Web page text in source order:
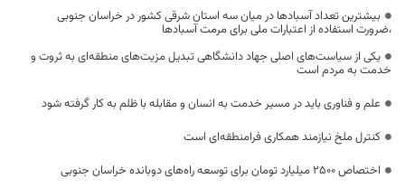
بیشترین تعداد آسبادها در میان سه استان شرقی کشور در خراسان جنوبی
،ضرورت استفاده از اعتبارات ملی برای مرمت آسبادها
یکی از سیاست‌های اصلی جهاد دانشگاهی تبدیل مزیت‌های منطقه‌ای به ثروت و
خدمت به مردم است
علم و فناوری باید در مسیر خدمت به انسان و مقابله با ظلم به کار گرفته شود
کنترل ملخ نیازمند همکاری فرامنطقه‌ای است
اختصاص 2500 میلیارد تومان برای توسعه راه‌های دوبانده خراسان جنوبی